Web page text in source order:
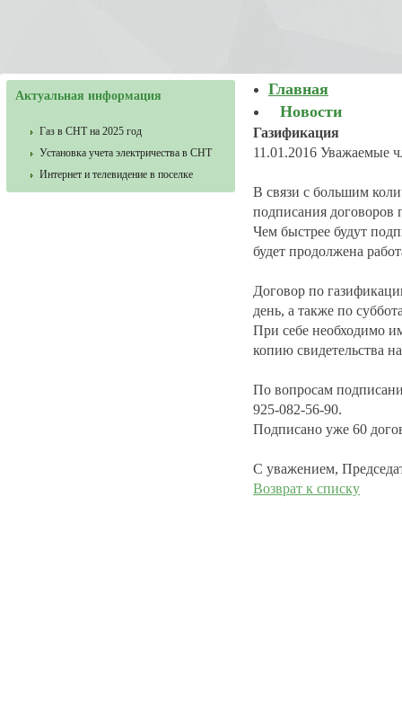
Актуальная информация
Газ в СНТ на 2025 год
Установка учета электричества в СНТ
Интернет и телевидение в поселке
Главная
Новости
Газификация
11.01.2016 Уважаемые
В связи с большим
подписания договоров
Чем быстрее будут
будет продолжена
Договор по
день, а также по
При себе необходимо
копию свидетельства
По вопросам
925-082-56-90.
Подписано уже 60
С уважением,
Возврат к списку